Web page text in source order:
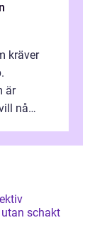
kräver
är
nå
schakt